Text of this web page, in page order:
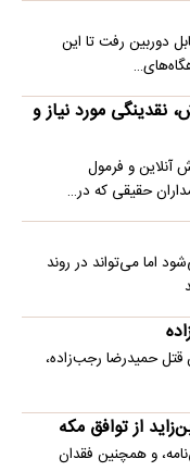
دوربین رفت تا این
نقدینگی مورد نیاز و
آنلاین و فرمول
حقیقی که در…
اما می‌تواند در روند
که ۴ نفر از متهمان قتل حمیدرضا رجب‌زاده،
از توافق مکه
و همچنین فقدان